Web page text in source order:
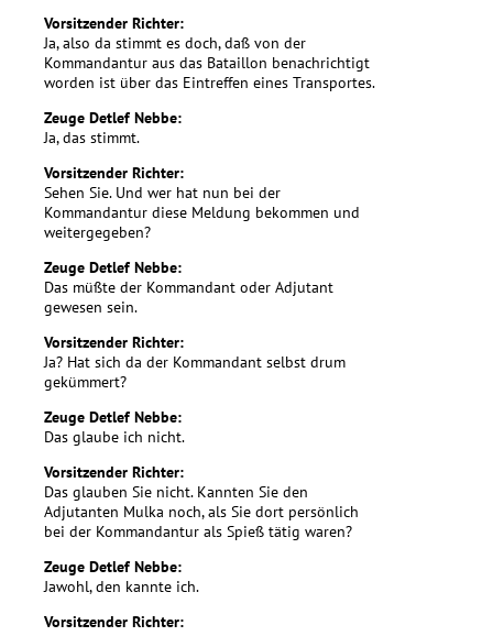
Vorsitzender Richter:
Ja, also da stimmt es doch, daß von der
Kommandantur aus das Bataillon benachrichtigt
worden ist über das Eintreffen eines Transportes.
Zeuge Detlef Nebbe:
Ja, das stimmt.
Vorsitzender Richter:
Sehen Sie. Und wer hat nun bei der
Kommandantur diese Meldung bekommen und
weitergegeben?
Zeuge Detlef Nebbe:
Das müßte der Kommandant oder Adjutant
gewesen sein.
Vorsitzender Richter:
Ja? Hat sich da der Kommandant selbst drum
gekümmert?
Zeuge Detlef Nebbe:
Das glaube ich nicht.
Vorsitzender Richter:
Das glauben Sie nicht. Kannten Sie den
Adjutanten Mulka noch, als Sie dort persönlich
bei der Kommandantur als Spieß tätig waren?
Zeuge Detlef Nebbe:
Jawohl, den kannte ich.
Vorsitzender Richter: